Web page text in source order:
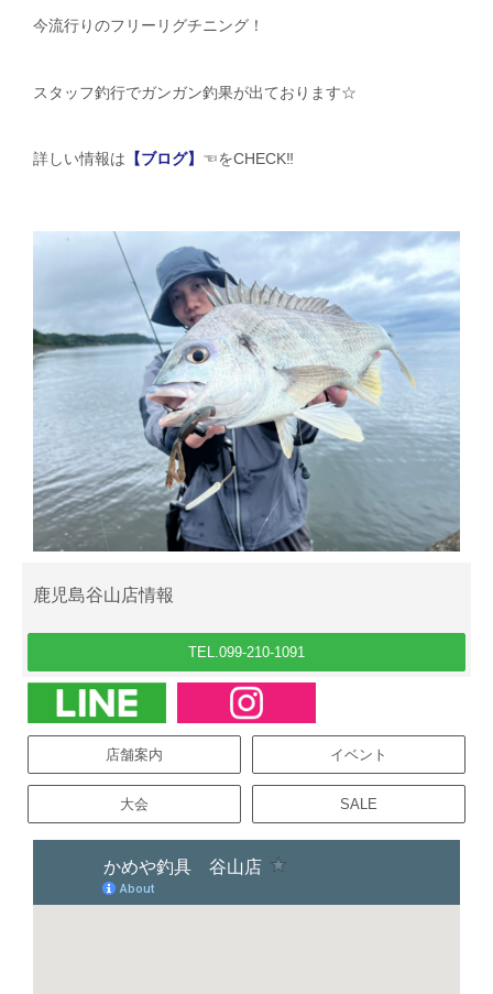
今流行りのフリーリグチニング！
スタッフ釣行でガンガン釣果が出ております☆
詳しい情報は 【ブログ】 ☜をCHECK‼
鹿児島谷山店情報
TEL.099-210-1091
店舗案内 イベント
大会 SALE